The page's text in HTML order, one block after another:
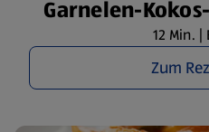
Garnelen-
12 Min. |
Zum